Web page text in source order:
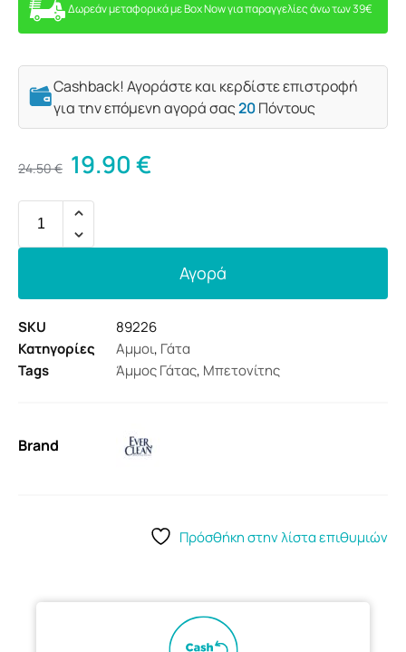
Δωρεάν μεταφορικά με Box Now για παραγγελίες άνω των 39€
Cashback! Αγοράστε και κερδίστε επιστροφή
για την επόμενη αγορά σας20Πόντους
24.50€ 19.90€
Αγορά
SKU
89226
Κατηγορίες
Αμμοι, Γάτα
Tags
Άμμος Γάτας, Μπετονίτης
Brand
Πρόσθήκη στην λίστα επιθυμιών